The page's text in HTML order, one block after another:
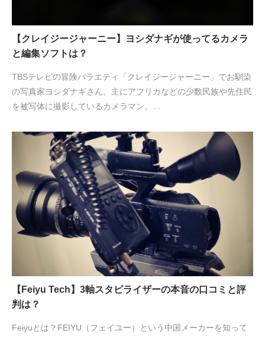
【クレイジージャーニー】ヨシダナギが使ってるカメラ
と編集ソフトは？
TBSテレビの冒険バラエティ「クレイジージャーニー」でお馴染
の写真家ヨシダナギさん。主にアフリカなどの少数民族や先住民
を被写体に撮影しているカメラマン。…
【Feiyu Tech】3軸スタビライザーの本音の口コミと評
判は？
Feiyuとは？FEIYU（フェイユー）という中国メーカーを知って